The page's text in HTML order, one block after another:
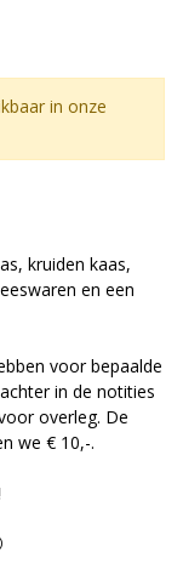
kruiden kaas,
en een
voor bepaalde
in de notities
overleg. De
we € 10,-.
in onze